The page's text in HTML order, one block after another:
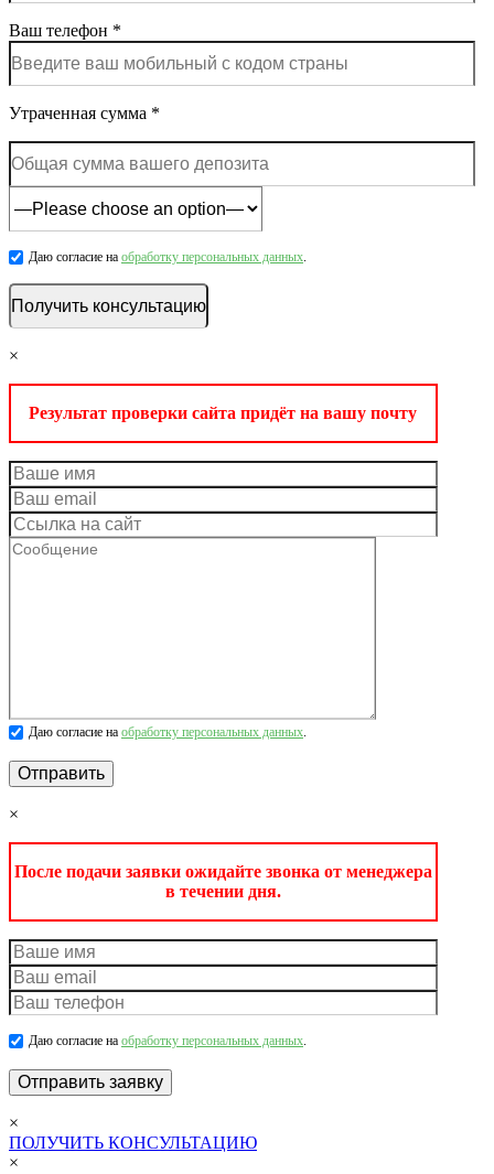
Ваш телефон *
Утраченная сумма *
Даю согласие на обработку персональных данных.
×
Результат проверки сайта придёт на вашу почту
Даю согласие на обработку персональных данных.
×
После подачи заявки ожидайте звонка от менеджера
в течении дня.
Даю согласие на обработку персональных данных.
×
ПОЛУЧИТЬ КОНСУЛЬТАЦИЮ
×